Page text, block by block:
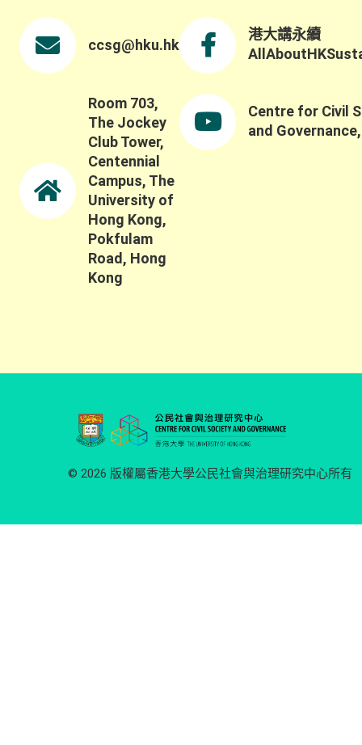
ccsg@hku.hk
Room 703,
The Jockey
Club Tower,
Centennial
Campus, The
University of
Hong Kong,
Pokfulam
Road, Hong
Kong
港大講永續
Centre for Civil
and
© 2026 版權屬香港大學公民社會與治理研究中心所有